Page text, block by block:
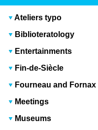
Ateliers typo
Biblioteratology
Entertainments
Fin-de-Siècle
Fourneau and Fornax
Meetings
Museums